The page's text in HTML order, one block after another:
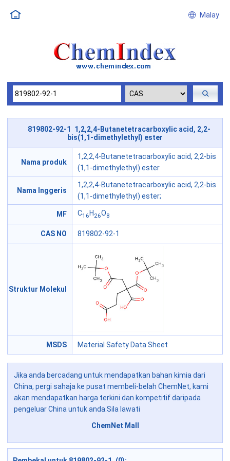
Malay
819802-92-1 1,2,2,4-Butanetetracarboxylic acid, 2,2-
bis(1,1-dimethylethyl) ester
Nama produk
1,2,2,4-Butanetetracarboxylic acid, 2,2-bis
(1,1-dimethylethyl) ester
Nama Inggeris
1,2,2,4-Butanetetracarboxylic acid, 2,2-bis
(1,1-dimethylethyl) ester;
MF C16 H 26O8
CAS NO 819802-92-1
Struktur Molekul
MSDS Material Safety Data Sheet
Jika anda bercadang untuk mendapatkan bahan kimia dari
China, pergi sahaja ke pusat membeli-belah ChemNet, kami
akan mendapatkan harga terkini dan kompetitif daripada
pengeluar China untuk anda.Sila lawati
ChemNet Mall